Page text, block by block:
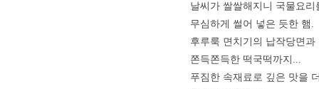
날씨가 쌀쌀해지니 국물요
무심하게 썰어 넣은 듯한 햄.
후루룩 면치기의 납작당면과
쫀득쫀득한 떡국떡까지...
푸짐한 속재료로 깊은 맛을